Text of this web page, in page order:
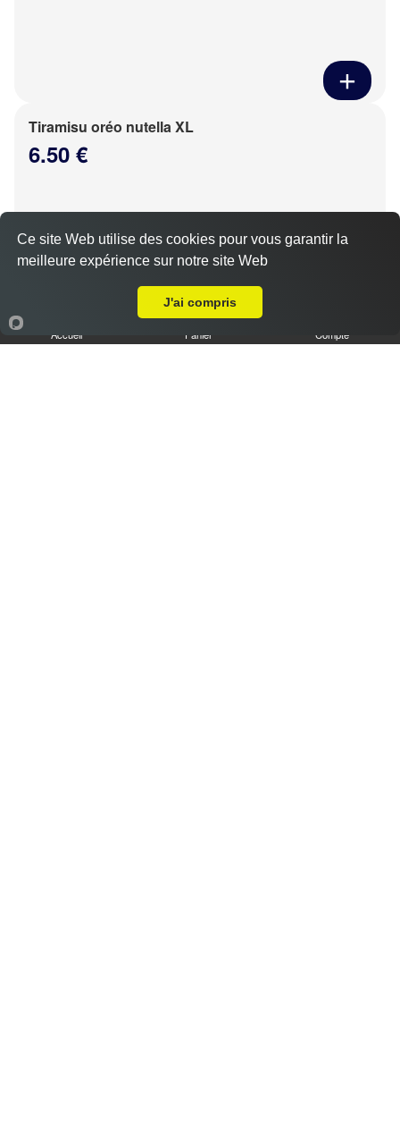
Tiramisu oréo nutella XL
6.50 €
Accueil Panier Compte
Ce site Web utilise des cookies pour vous garantir la
meilleure expérience sur notre site Web
J'ai compris